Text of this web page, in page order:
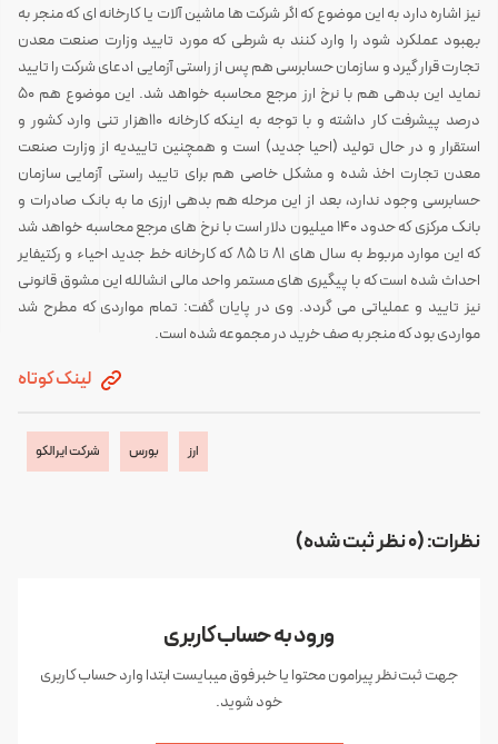
نیز اشاره دارد به این موضوع که اگر شرکت ها ماشین آلات یا کارخانه ای که منجر به
بهبود عملکرد شود را وارد کنند به شرطی که مورد تایید وزارت صنعت معدن
تجارت قرار گیرد و سازمان حسابرسی هم پس از راستی آزمایی ادعای شرکت را تایید
نماید این بدهی هم با نرخ ارز مرجع محاسبه خواهد شد. این موضوع هم 50
درصد پیشرفت کار داشته و با توجه به اینکه کارخانه 110هزار تنی وارد کشور و
استقرار و در حال تولید (احیا جدید) است و همچنین تاییدیه از وزارت صنعت
معدن تجارت اخذ شده و مشکل خاصی هم برای تایید راستی آزمایی سازمان
حسابرسی وجود ندارد، بعد از این مرحله هم بدهی ارزی ما به بانک صادرات و
بانک مرکزی که حدود 140 میلیون دلار است با نرخ های مرجع محاسبه خواهد شد
که این موارد مربوط به سال های 81 تا 85 که کارخانه خط جدید احیاء و رکتیفایر
احداث شده است که با پیگیری های مستمر واحد مالی انشالله این مشوق قانونی
نیز تایید و عملیاتی می گردد. وی در پایان گفت: تمام مواردی که مطرح شد
مواردی بود که منجر به صف خرید در مجموعه شده است.
لینک کوتاه
ارز بورس شرکت ایرالکو
نظرات: (0 نظر ثبت شده)
ورود به حساب کاربری
جهت ثبت نظر پیرامون محتوا یا خبر فوق میبایست ابتدا وارد حساب کاربری
خود شوید.